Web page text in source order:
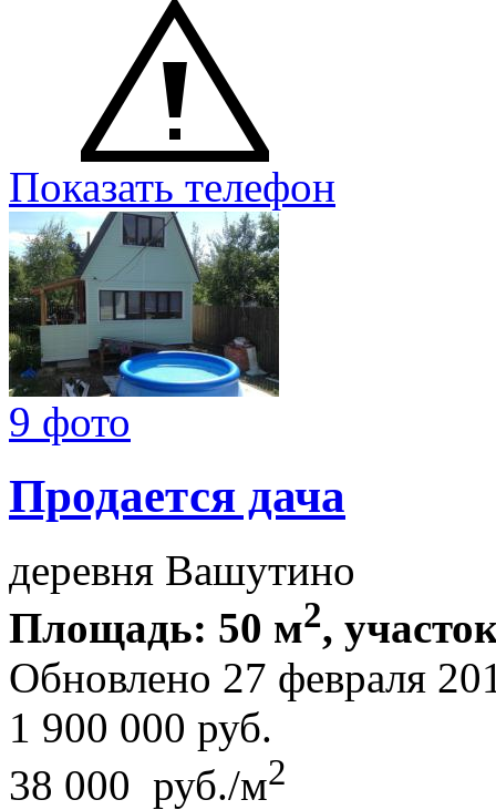
Показать телефон
9 фото
Продается дача
деревня Вашутино
Площадь: 50 м2,
Обновлено 27 февраля
1 900 000 руб.
38 000 руб./м2